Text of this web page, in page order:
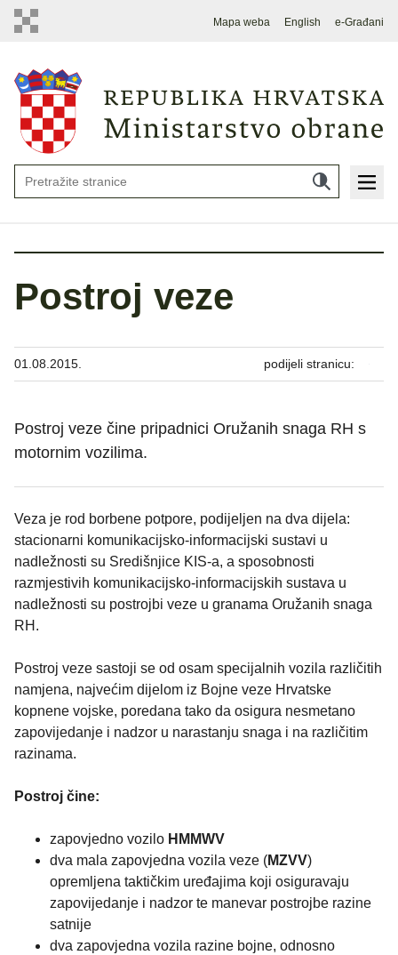
Mapa weba English e-Građani
Postroj veze
01.08.2015. podijeli stranicu:
Postroj veze čine pripadnici Oružanih snaga RH s
motornim vozilima.
Veza je rod borbene potpore, podijeljen na dva dijela:
stacionarni komunikacijsko-informacijski sustavi u
nadležnosti su Središnjice KIS-a, a sposobnosti
razmjestivih komunikacijsko-informacijskih sustava u
nadležnosti su postrojbi veze u granama Oružanih snaga
RH.
Postroj veze sastoji se od osam specijalnih vozila različitih
namjena, najvećim dijelom iz Bojne veze Hrvatske
kopnene vojske, poredana tako da osigura nesmetano
zapovijedanje i nadzor u narastanju snaga i na različitim
razinama.
Postroj čine:
zapovjedno vozilo HMMWV
dva mala zapovjedna vozila veze (MZVV)
opremljena taktičkim uređajima koji osiguravaju
zapovijedanje i nadzor te manevar postrojbe razine
satnije
dva zapovjedna vozila razine bojne, odnosno